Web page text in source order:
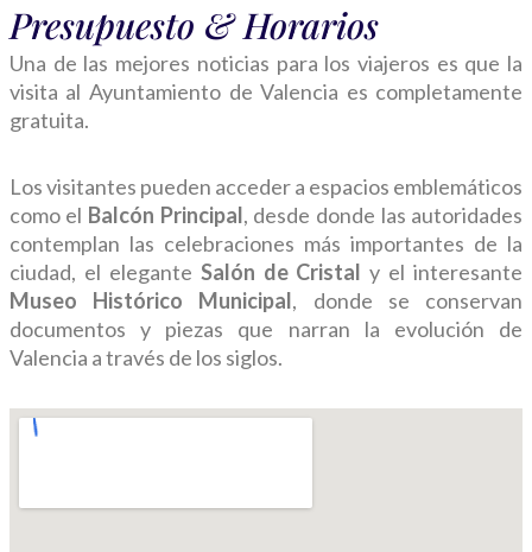
Presupuesto & Horarios
Una de las mejores noticias para los viajeros es que la
visita al Ayuntamiento de Valencia es completamente
gratuita.
Los visitantes pueden acceder a espacios emblemáticos
como el Balcón Principal, desde donde las autoridades
contemplan las celebraciones más importantes de la
ciudad, el elegante Salón de Cristal y el interesante
Museo Histórico Municipal, donde se conservan
documentos y piezas que narran la evolución de
Valencia a través de los siglos.